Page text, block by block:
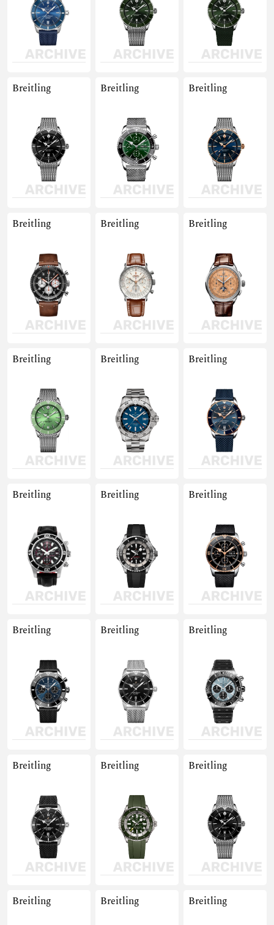
Breitling Breitling Breitling
Breitling Breitling Breitling
Breitling Breitling Breitling
Breitling Breitling Breitling
Breitling Breitling Breitling
Breitling Breitling Breitling
Breitling Breitling Breitling